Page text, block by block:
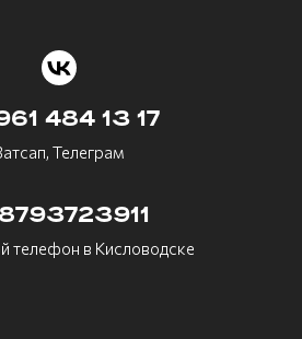
484 13 17
Телеграм
телефон в Кисловодске